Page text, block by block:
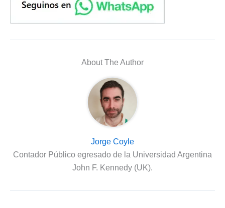
About The Author
Jorge Coyle
Contador Público egresado de la Universidad Argentina
John F. Kennedy (UK).